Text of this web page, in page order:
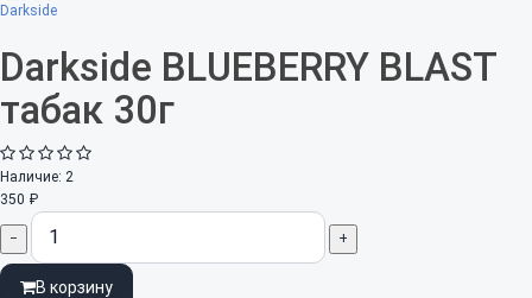
Darkside
Darkside BLUEBERRY BLAST
табак 30г
Наличие: 2
350 ₽
− +
В корзину